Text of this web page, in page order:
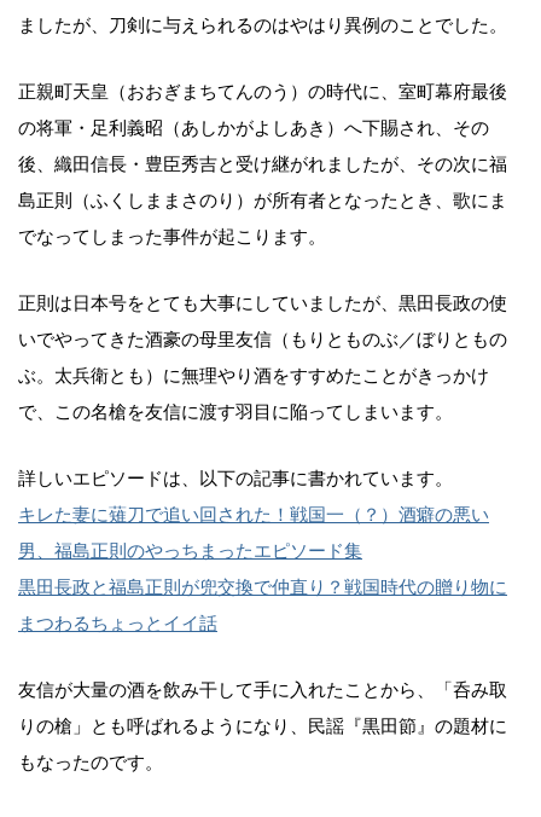
ましたが、刀剣に与えられるのはやはり異例のことでした。
正親町天皇（おおぎまちてんのう）の時代に、室町幕府最後
の将軍・足利義昭（あしかがよしあき）へ下賜され、その
後、織田信長・豊臣秀吉と受け継がれましたが、その次に福
島正則（ふくしままさのり）が所有者となったとき、歌にま
でなってしまった事件が起こります。
正則は日本号をとても大事にしていましたが、黒田長政の使
いでやってきた酒豪の母里友信（もりとものぶ／ぼりともの
ぶ。太兵衛とも）に無理やり酒をすすめたことがきっかけ
で、この名槍を友信に渡す羽目に陥ってしまいます。
詳しいエピソードは、以下の記事に書かれています。
キレた妻に薙刀で追い回された！戦国一（？）酒癖の悪い
男、福島正則のやっちまったエピソード集
黒田長政と福島正則が兜交換で仲直り？戦国時代の贈り物に
まつわるちょっとイイ話
友信が大量の酒を飲み干して手に入れたことから、「呑み取
りの槍」とも呼ばれるようになり、民謡『黒田節』の題材に
もなったのです。